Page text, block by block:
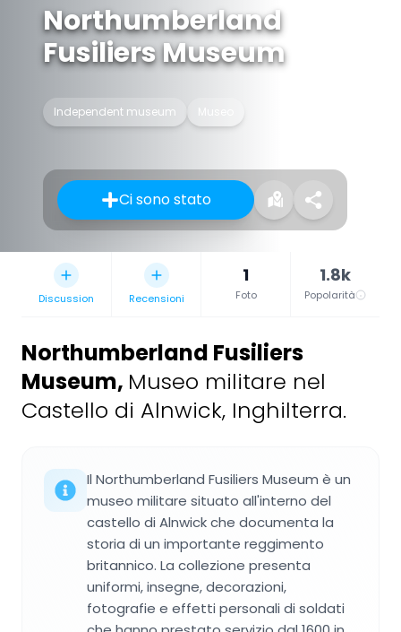
Northumberland
Fusiliers Museum
Independent museum Museo
Ci sono stato
Discussion Recensioni
1
Foto
1.8k
Popolarità
Northumberland Fusiliers
Museum, Museo militare nel
Castello di Alnwick, Inghilterra.
Il Northumberland Fusiliers Museum è un
museo militare situato all'interno del
castello di Alnwick che documenta la
storia di un importante reggimento
britannico. La collezione presenta
uniformi, insegne, decorazioni,
fotografie e effetti personali di soldati